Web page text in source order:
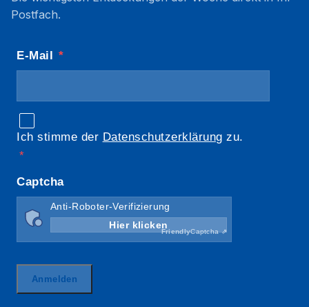
Postfach.